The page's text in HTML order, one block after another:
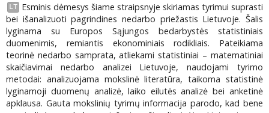
LT
Esminis dėmesys šiame straipsnyje skiriamas tyrimui suprasti
bei išanalizuoti pagrindines nedarbo priežastis Lietuvoje. Šalis
lyginama su Europos Sąjungos bedarbystės statistiniais
duomenimis, remiantis ekonominiais rodikliais. Pateikiama
teorinė nedarbo samprata, atliekami statistiniai – matematiniai
skaičiavimai nedarbo analizei Lietuvoje, naudojami tyrimo
metodai: analizuojama mokslinė literatūra, taikoma statistinė
lyginamoji duomenų analizė, laiko eilutės analizė bei anketinė
apklausa. Gauta mokslinių tyrimų informacija parodo, kad bene